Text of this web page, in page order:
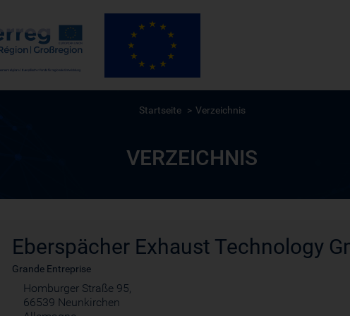
Startseite Verzeichnis
VERZEICHNIS
Eberspächer Exhaust Technology
Grande Entreprise
Homburger Straße 95,
66539 Neunkirchen